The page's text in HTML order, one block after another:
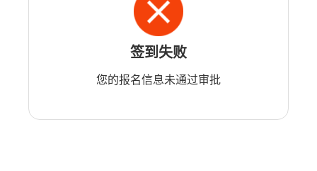
签到失败
您的报名信息未通过审批